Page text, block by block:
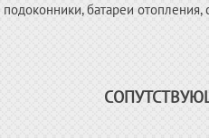
подоконники, батареи отопления,